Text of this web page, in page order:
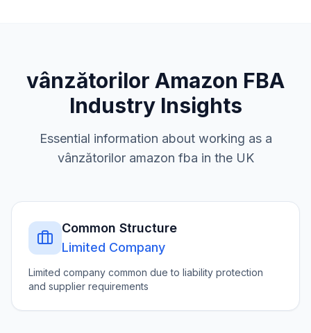
vânzătorilor Amazon FBA
Industry Insights
Essential information about working as a
vânzătorilor amazon fba in the UK
Common Structure
Limited Company
Limited company common due to liability protection
and supplier requirements